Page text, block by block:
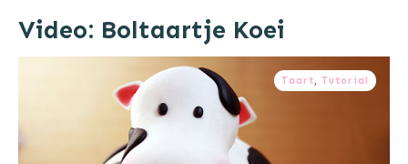
Video: Boltaartje Koei
Taart, Tutorial